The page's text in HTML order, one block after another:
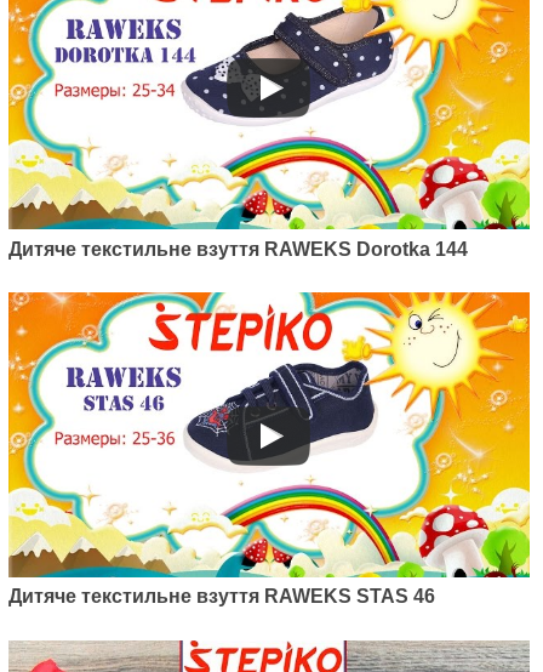
Дитяче текстильне взуття RAWEKS Dorotka 144
Дитяче текстильне взуття RAWEKS STAS 46